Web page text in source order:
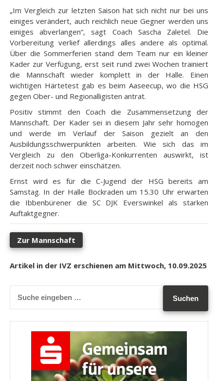
„Im Vergleich zur letzten Saison hat sich nicht nur bei uns
einiges verändert, auch reichlich neue Gegner werden uns
einiges abverlangen“, sagt Coach Sascha Zaletel. Die
Vorbereitung verlief allerdings alles andere als optimal.
Über die Sommerferien stand dem Team nur ein kleiner
Kader zur Verfügung, erst seit rund zwei Wochen trainiert
die Mannschaft wieder komplett in der Halle. Einen
wichtigen Härtetest gab es beim Aaseecup, wo die HSG
gegen Ober- und Regionalligisten antrat.
Positiv stimmt den Coach die Zusammensetzung der
Mannschaft. Der Kader sei in diesem Jahr sehr homogen
und werde im Verlauf der Saison gezielt an den
Ausbildungsschwerpunkten arbeiten. Wie sich das im
Vergleich zu den Oberliga-Konkurrenten auswirkt, ist
derzeit noch schwer einschätzen.
Ernst wird es für die C-Jugend der HSG bereits am
Samstag. In der Halle Bockraden um 15.30 Uhr erwarten
die Ibbenbürener die SC DJK Everswinkel als starken
Auftaktgegner.
Zur Mannschaft
Artikel in der IVZ erschienen am Mittwoch, 10.09.2025